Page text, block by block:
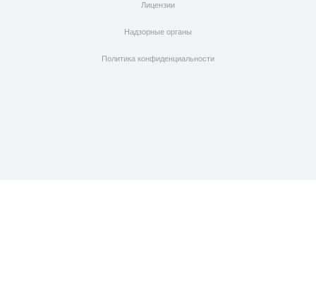
Лицензии
Надзорные органы
Политика конфиденциальности